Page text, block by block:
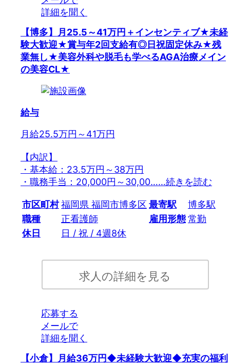
詳細を聞く
【博多】月25.5～41万円＋インセンティブ★未経
験大歓迎★賞与年2回支給有◎日祝固定休み★残
業無し★美容外科や脱毛も学べるAGA治療メイン
の美容CL★
給与
月給25.5万円～41万円
【内訳】
・基本給：23.5万円～38万円
・職務手当：20,000円～30,00……続きを読む
市区町村福岡県 福岡市博多区 最寄駅
博多駅
職種
正看護師 雇用形態常勤
休日
日 / 祝 / 4週8休
求人の詳細を見る
応募する
メールで
詳細を聞く
【小倉】月給36万円◆未経験大歓迎◆充実の福利